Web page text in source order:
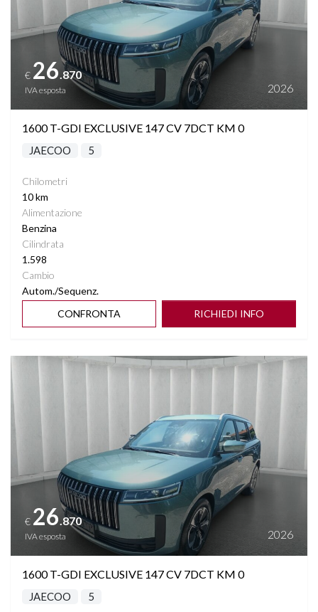
€ 26 .870
IVA esposta 2026
1600 T-GDI EXCLUSIVE 147 CV 7DCT KM 0
JAECOO 5
Chilometri
10 km
Alimentazione
Benzina
Cilindrata
1.598
Cambio
Autom./Sequenz.
CONFRONTA
RICHIEDI INFO
Vedi dettagli
€ 26.870
IVA esposta 2026
1600 T-GDI EXCLUSIVE 147 CV 7DCT KM 0
JAECOO 5